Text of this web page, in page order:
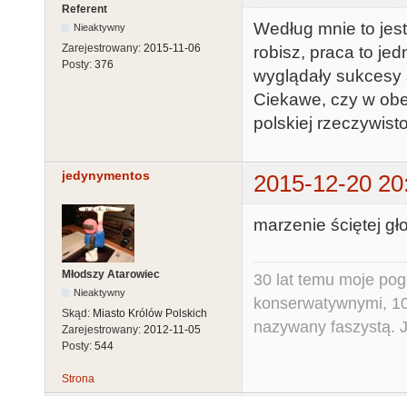
Referent
Nieaktywny
Zarejestrowany: 2015-11-06
Posty: 376
Według mnie to
robisz, praca to
wyglądały
Ciekawe, czy w
polskiej
jedynymentos 2015-12-20
Młodszy Atarowiec
Nieaktywny
Skąd: Miasto Królów Polskich
Zarejestrowany: 2012-11-05
Posty: 544
marzenie ściętej
30 lat temu moje
konserwatywnymi,
nazywany faszystą.
Strona